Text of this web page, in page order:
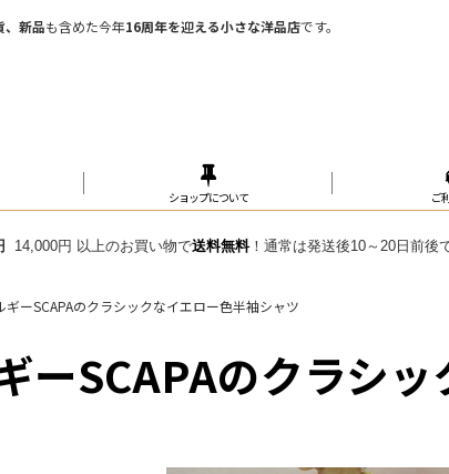
、新品も含めた今年16周年を迎える小さな洋品店です。
ショップについて ご
14,000円 以上のお買い物で送料無料！通常は発送後10～20日前後
ギーSCAPAのクラシックなイエロー色半袖シャツ
ーSCAPAのクラシ